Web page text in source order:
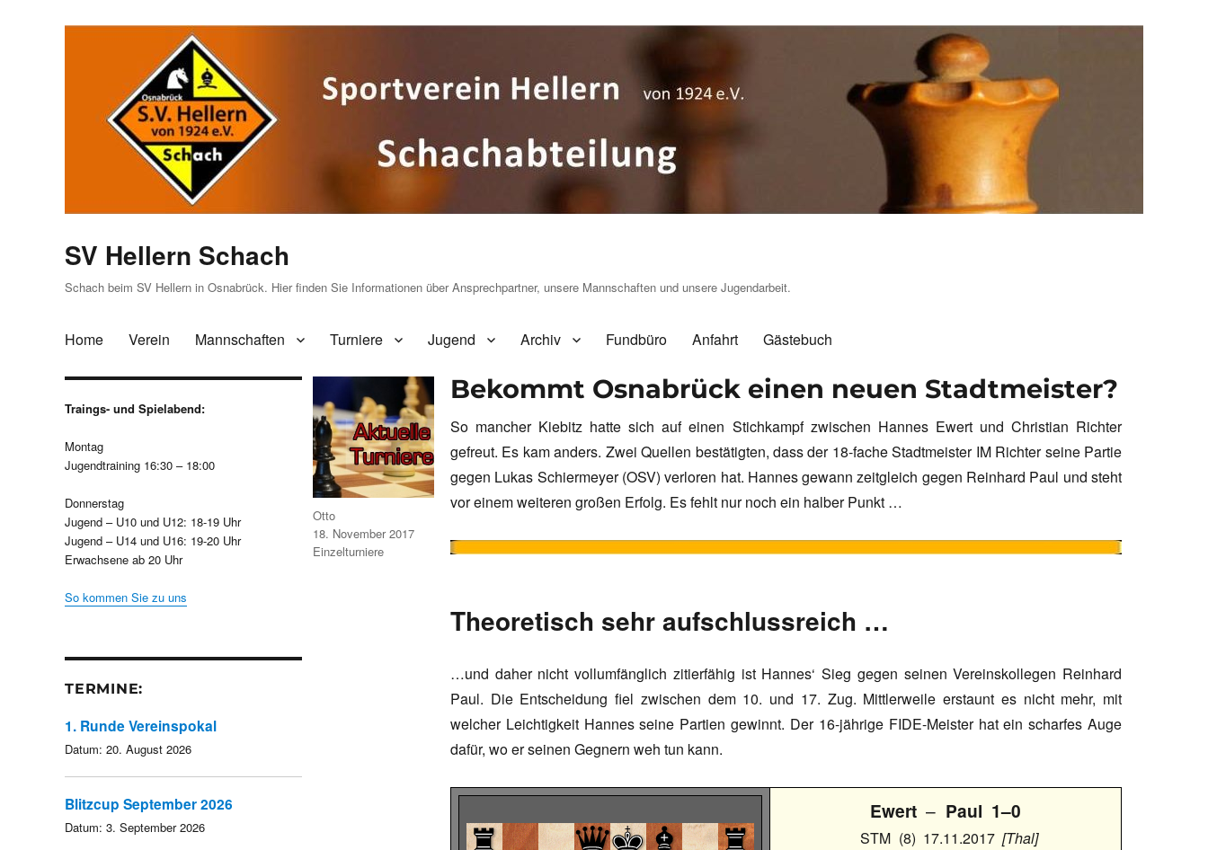
SV Hellern Schach
Schach beim SV Hellern in Osnabrück. Hier finden Sie Informationen über Ansprechpartner, unsere Mannschaften und unsere Jugendarbeit.
Home Verein Mannschaften Turniere Jugend Archiv Fundbüro Anfahrt Gästebuch
Bekommt Osnabrück einen neuen Stadtmeister?
So mancher Kiebitz hatte sich auf einen Stichkampf zwischen Hannes Ewert und Christian Richter
gefreut. Es kam anders. Zwei Quellen bestätigten, dass der 18-fache Stadtmeister IM Richter seine Partie
gegen Lukas Schiermeyer (OSV) verloren hat. Hannes gewann zeitgleich gegen Reinhard Paul und steht
vor einem weiteren großen Erfolg. Es fehlt nur noch ein halber Punkt …
Theoretisch sehr aufschlussreich …
…und daher nicht vollumfänglich zitierfähig ist Hannes‘ Sieg gegen seinen Vereinskollegen Reinhard
Paul. Die Entscheidung fiel zwischen dem 10. und 17. Zug. Mittlerweile erstaunt es nicht mehr, mit
welcher Leichtigkeit Hannes seine Partien gewinnt. Der 16-jährige FIDE-Meister hat ein scharfes Auge
dafür, wo er seinen Gegnern weh tun kann.
Ewert – Paul 1–0
STM 8 17.11.2017 Thal
Autor
Otto
Veröffentlicht
am
18. November 2017
Kategorien
Einzelturniere
Traings- und Spielabend:
Montag
Jugendtraining 16:30 – 18:00
Donnerstag
Jugend – U10 und U12: 18-19 Uhr
Jugend – U14 und U16: 19-20 Uhr
Erwachsene ab 20 Uhr
So kommen Sie zu uns
TERMINE:
1. Runde Vereinspokal
Datum: 20. August 2026
Blitzcup September 2026
Datum: 3. September 2026